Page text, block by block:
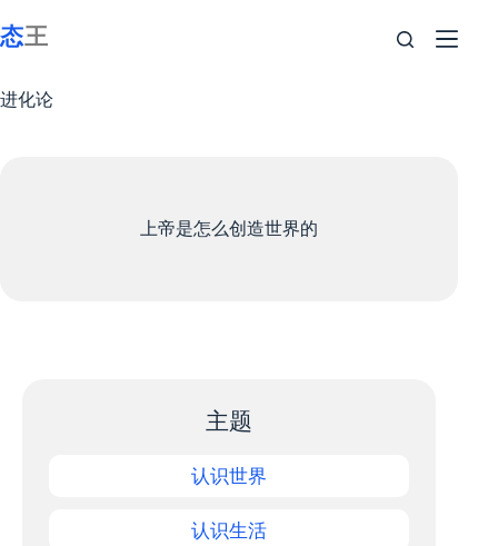
至
进化论
上帝是怎么创造世界的
主题
认识世界
认识生活